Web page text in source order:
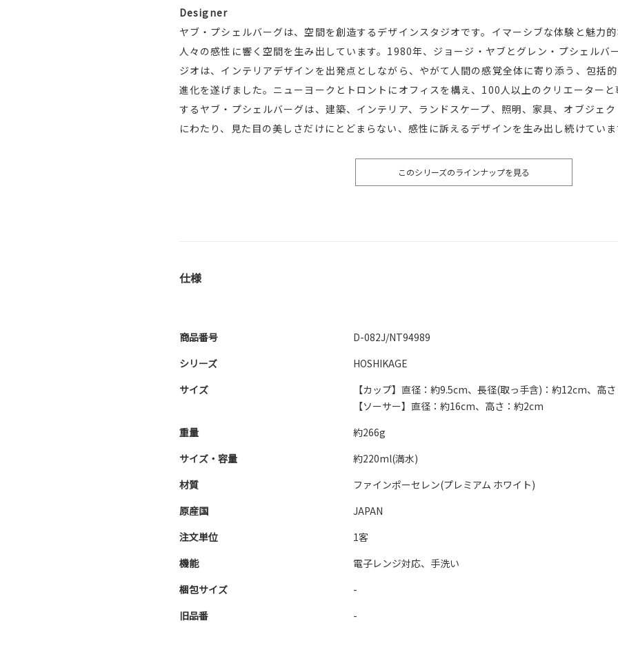
Designer
ヤブ・プシェルバーグは、空間を創造するデザインスタジオです。イマーシブな体験と魅力的
人々の感性に響く空間を生み出しています。1980年、ジョージ・ヤブとグレン・プシェルバ
ジオは、インテリアデザインを出発点としながら、やがて人間の感覚全体に寄り添う、包括
進化を遂げました。ニューヨークとトロントにオフィスを構え、100人以上のクリエーター
するヤブ・プシェルバーグは、建築、インテリア、ランドスケープ、照明、家具、オブジェ
にわたり、見た目の美しさだけにとどまらない、感性に訴えるデザインを生み出し続けていま
このシリーズのラインナップを見る
仕様
商品番号
D-082J/NT94989
シリーズ
HOSHIKAGE
サイズ
【カップ】直径：約9.5cm、長径(取っ手含)：約12cm、高
【ソーサー】直径：約16cm、高さ：約2cm
重量
約266g
サイズ・容量
約220ml(満水)
材質
ファインポーセレン(プレミアム ホワイト)
原産国
JAPAN
注文単位
1客
機能
電子レンジ対応、手洗い
梱包サイズ
-
旧品番
-